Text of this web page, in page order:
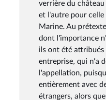
verrière du
et l'autre pour celle
Marine. Au
dont l'importance
ils ont été attribués
entreprise, qui n'a
l'appellation,
entièrement avec
étrangers, alors